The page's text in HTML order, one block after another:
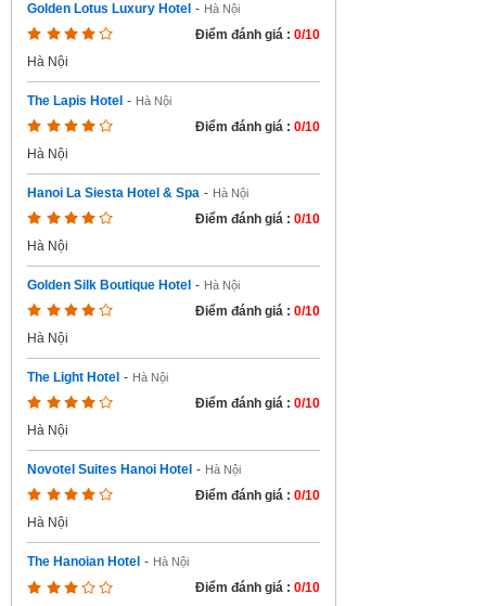
Golden Lotus Luxury Hotel - Hà Nội
Điểm đánh giá : 0/10
Hà Nội
The Lapis Hotel - Hà Nội
Điểm đánh giá : 0/10
Hà Nội
Hanoi La Siesta Hotel & Spa - Hà Nội
Điểm đánh giá : 0/10
Hà Nội
Golden Silk Boutique Hotel - Hà Nội
Điểm đánh giá : 0/10
Hà Nội
The Light Hotel - Hà Nội
Điểm đánh giá : 0/10
Hà Nội
Novotel Suites Hanoi Hotel - Hà Nội
Điểm đánh giá : 0/10
Hà Nội
The Hanoian Hotel - Hà Nội
Điểm đánh giá : 0/10